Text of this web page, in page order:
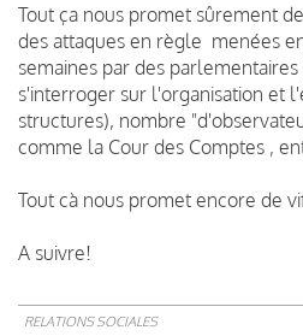
Tout ça nous promet sûrement
des attaques en règle menées
semaines par des
s'interroger sur l'organisation et
structures), nombre
comme la Cour des Comptes ,
Tout cà nous promet encore de
A suivre!
RELATIONS SOCIALES